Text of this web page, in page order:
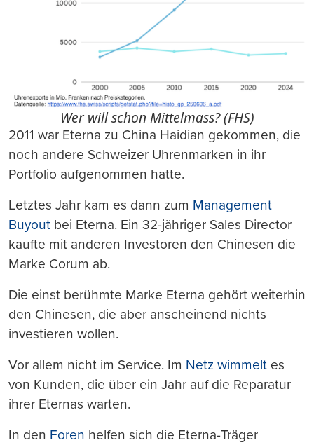
Wer will schon Mittelmass? (FHS)
2011 war Eterna zu China Haidian gekommen, die
noch andere Schweizer Uhrenmarken in ihr
Portfolio aufgenommen hatte.
Letztes Jahr kam es dann zum Management
Buyout bei Eterna. Ein 32-jähriger Sales Director
kaufte mit anderen Investoren den Chinesen die
Marke Corum ab.
Die einst berühmte Marke Eterna gehört weiterhin
den Chinesen, die aber anscheinend nichts
investieren wollen.
Vor allem nicht im Service. Im Netz wimmelt es
von Kunden, die über ein Jahr auf die Reparatur
ihrer Eternas warten.
In den Foren helfen sich die Eterna-Träger